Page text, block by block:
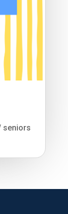
seniors